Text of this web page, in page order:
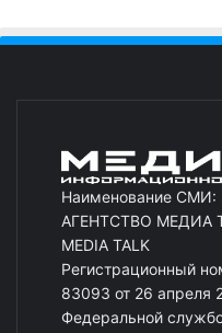
Наименование
АГЕНТСТВО МЕДИА
MEDIA TALK
Регистрационный
83093 от 26 апреля
Федеральной